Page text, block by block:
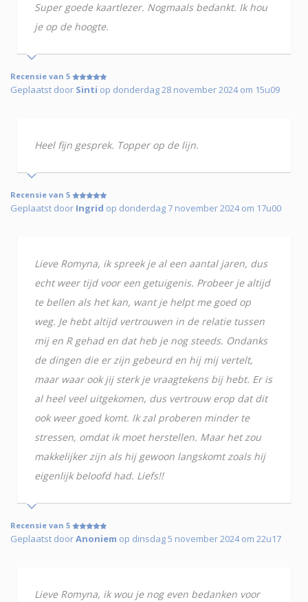
Super goede kaartlezer. Nogmaals bedankt. Ik hou
je op de hoogte.
Recensie van 5
Geplaatst door Sinti op donderdag 28 november 2024 om 15u09
Heel fijn gesprek. Topper op de lijn.
Recensie van 5
Geplaatst door Ingrid op donderdag 7 november 2024 om 17u00
Lieve Romyna, ik spreek je al een aantal jaren, dus
echt weer tijd voor een getuigenis. Probeer je altijd
te bellen als het kan, want je helpt me goed op
weg. Je hebt altijd vertrouwen in de relatie tussen
mij en R gehad en dat heb je nog steeds. Ondanks
de dingen die er zijn gebeurd en hij mij vertelt,
maar waar ook jij sterk je vraagtekens bij hebt. Er is
al heel veel uitgekomen, dus vertrouw erop dat dit
ook weer goed komt. Ik zal proberen minder te
stressen, omdat ik moet herstellen. Maar het zou
makkelijker zijn als hij gewoon langskomt zoals hij
eigenlijk beloofd had. Liefs!!
Recensie van 5
Geplaatst doorAnoniem op dinsdag 5 november 2024 om 22u17
Lieve Romyna, ik wou je nog even bedanken voor